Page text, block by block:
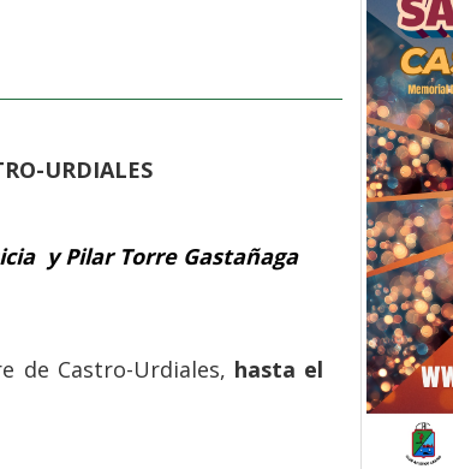
URDIALES
y Pilar Torre Gastañaga
de Castro-Urdiales, hasta el